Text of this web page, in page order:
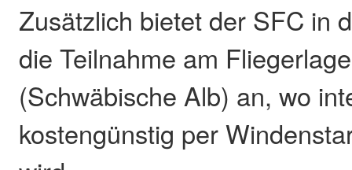
Zusätzlich bietet der SFC in
die Teilnahme am
(Schwäbische Alb) an, wo
kostengünstig per